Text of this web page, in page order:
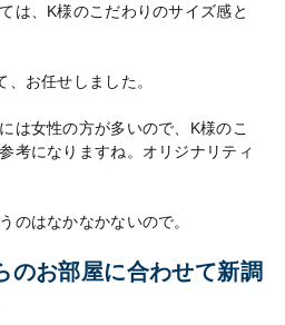
は、K様のこだわりのサイズ感と
お任せしました。
は女性の方が多いので、K様のこ
考になりますね。オリジナリティ
のはなかなかないので。
のお部屋に合わせて新調